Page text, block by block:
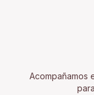
Acompañamos